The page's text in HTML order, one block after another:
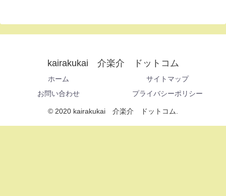
kairakukai 介楽介 ドットコム
ホーム
サイトマップ
お問い合わせ
プライバシーポリシー
© 2020 kairakukai 介楽介 ドットコム.